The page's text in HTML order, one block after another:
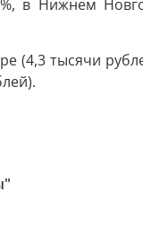
в Нижнем
(4,3 тысячи